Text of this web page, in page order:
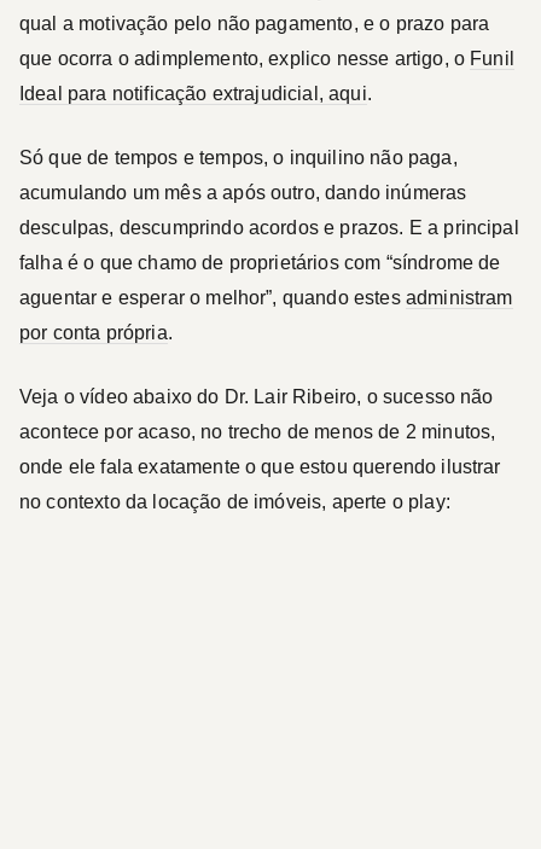
qual a motivação pelo não pagamento, e o prazo para
que ocorra o adimplemento, explico nesse artigo, o Funil
Ideal para notificação extrajudicial, aqui.
Só que de tempos e tempos, o inquilino não paga,
acumulando um mês a após outro, dando inúmeras
desculpas, descumprindo acordos e prazos. E a principal
falha é o que chamo de proprietários com “síndrome de
aguentar e esperar o melhor”, quando estes administram
por conta própria.
Veja o vídeo abaixo do Dr. Lair Ribeiro, o sucesso não
acontece por acaso, no trecho de menos de 2 minutos,
onde ele fala exatamente o que estou querendo ilustrar
no contexto da locação de imóveis, aperte o play: